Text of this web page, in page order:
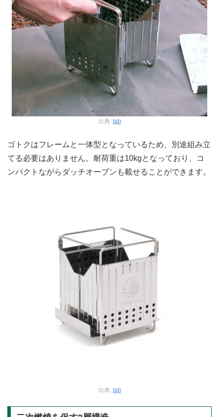
出典: tab
ゴトクはフレームと一体型となっているため、別途組み立
てる必要はありません。耐荷重は10kgとなっており、コ
ンパクトながらダッチオーブンも載せることができます。
出典: tab